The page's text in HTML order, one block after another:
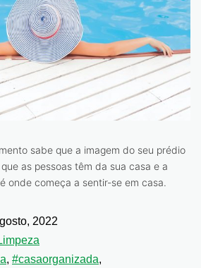
sabe que a imagem do seu prédio
as pessoas têm da sua casa e a
onde começa a sentir-se em casa.
2022
, #casaorganizada,